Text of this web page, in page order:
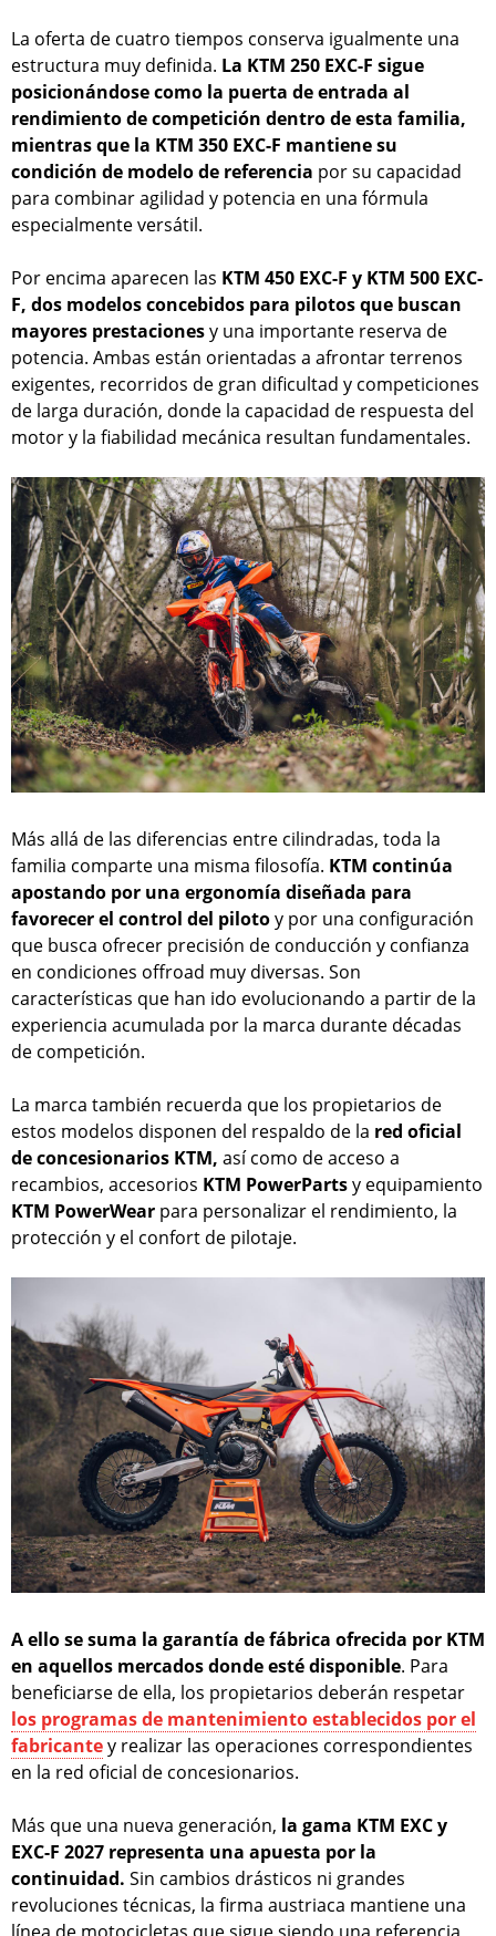
La oferta de cuatro tiempos conserva igualmente una
estructura muy definida. La KTM 250 EXC-F sigue
posicionándose como la puerta de entrada al
rendimiento de competición dentro de esta familia,
mientras que la KTM 350 EXC-F mantiene su
condición de modelo de referencia por su capacidad
para combinar agilidad y potencia en una fórmula
especialmente versátil.
Por encima aparecen las KTM 450 EXC-F y KTM 500 EXC-
F, dos modelos concebidos para pilotos que buscan
mayores prestacionesy una importante reserva de
potencia. Ambas están orientadas a afrontar terrenos
exigentes, recorridos de gran dificultad y competiciones
de larga duración, donde la capacidad de respuesta del
motor y la fiabilidad mecánica resultan fundamentales.
Más allá de las diferencias entre cilindradas, toda la
familia comparte una misma filosofía. KTM continúa
apostando por una ergonomía diseñada para
favorecer el control del pilotoy por una configuración
que busca ofrecer precisión de conducción y confianza
en condiciones offroad muy diversas. Son
características que han ido evolucionando a partir de la
experiencia acumulada por la marca durante décadas
de competición.
La marca también recuerda que los propietarios de
estos modelos disponen del respaldo de la red oficial
de concesionarios KTM, así como de acceso a
recambios, accesorios KTM PowerPartsy equipamiento
KTM PowerWear para personalizar el rendimiento, la
protección y el confort de pilotaje.
A ello se suma la garantía de fábrica ofrecida por KTM
en aquellos mercados donde esté disponible. Para
beneficiarse de ella, los propietarios deberán respetar
los programas de mantenimiento establecidos por el
fabricantey realizar las operaciones correspondientes
en la red oficial de concesionarios.
Más que una nueva generación, la gama KTM EXC y
EXC-F 2027 representa una apuesta por la
continuidad. Sin cambios drásticos ni grandes
revoluciones técnicas, la firma austriaca mantiene una